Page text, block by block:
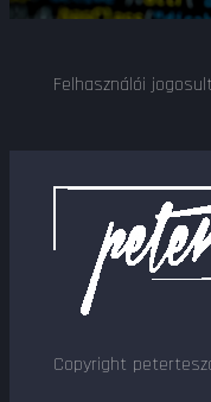
Felhasználói
Copyright